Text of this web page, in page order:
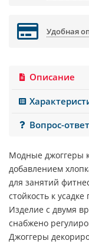
Удобная
Описание
Вопрос-ответ
Модные джоггеры
добавлением
для занятий
стойкость к
Изделие с двумя
снабжено
Джоггеры